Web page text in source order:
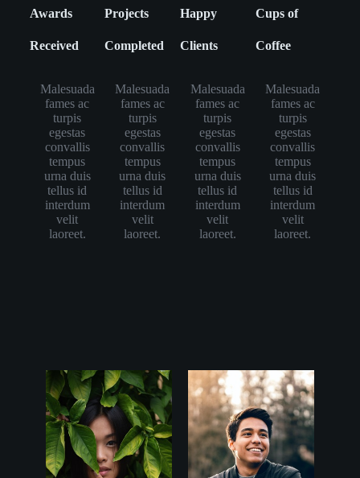
Awards
Received
Malesuada
fames ac
turpis
egestas
convallis
tempus
urna duis
tellus id
interdum
velit
laoreet.
Projects
Completed
Malesuada
fames ac
turpis
egestas
convallis
tempus
urna duis
tellus id
interdum
velit
laoreet.
Happy
Clients
Malesuada
fames ac
turpis
egestas
convallis
tempus
urna duis
tellus id
interdum
velit
laoreet.
Cups of
Coffee
Malesuada
fames ac
turpis
egestas
convallis
tempus
urna duis
tellus id
interdum
velit
laoreet.